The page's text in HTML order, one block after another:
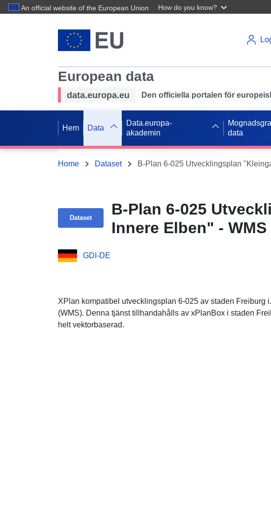
An official website of the European Union How do you know?
European data
data.europa.eu Den officiella portalen för
Hem Data
Data.europa-
akademin
data
Home Dataset
Dataset
B-Plan 6-025
Innere Elben" -
GDI-DE
XPlan kompatibel utvecklingsplan 6-025 av staden Freiburg
(WMS). Denna tjänst tillhandahålls av xPlanBox i staden
helt vektorbaserad.